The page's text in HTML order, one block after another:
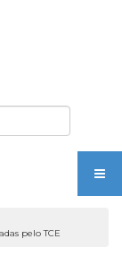
pelo TCE